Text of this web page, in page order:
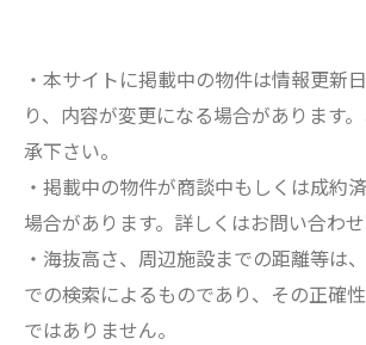
・本サイトに掲載中の物件は情報更新
り、内容が変更になる場合があります
承下さい。
・掲載中の物件が商談中もしくは成約
場合があります。詳しくはお問い合わせ
・海抜高さ、周辺施設までの距離等は
での検索によるものであり、その正確
ではありません。